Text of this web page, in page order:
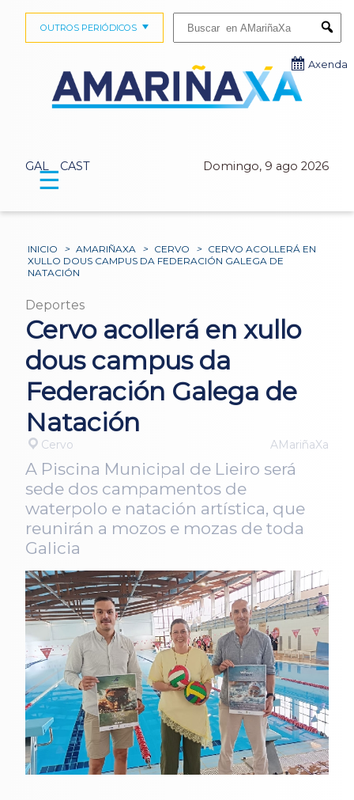
GAL CAST Domingo, 9 ago 2026
OUTROS PERIÓDICOS
Axenda
☰
INICIO > AMARIÑAXA > CERVO > CERVO ACOLLERÁ EN
XULLO DOUS CAMPUS DA FEDERACIÓN GALEGA DE
NATACIÓN
Deportes
Cervo acollerá en xullo
dous campus da
Federación Galega de
Natación
Cervo AMariñaXa
A Piscina Municipal de Lieiro será
sede dos campamentos de
waterpolo e natación artística, que
reunirán a mozos e mozas de toda
Galicia